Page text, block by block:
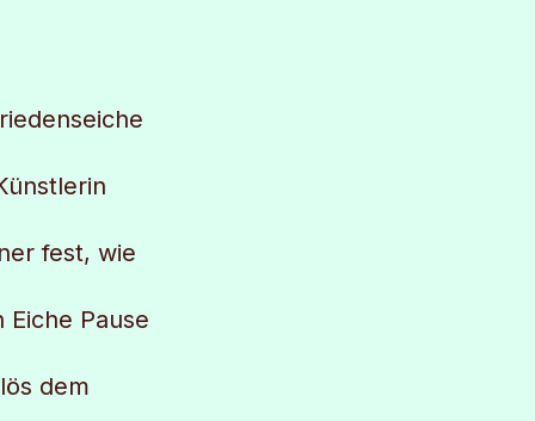
fest, wie
Pause
dem